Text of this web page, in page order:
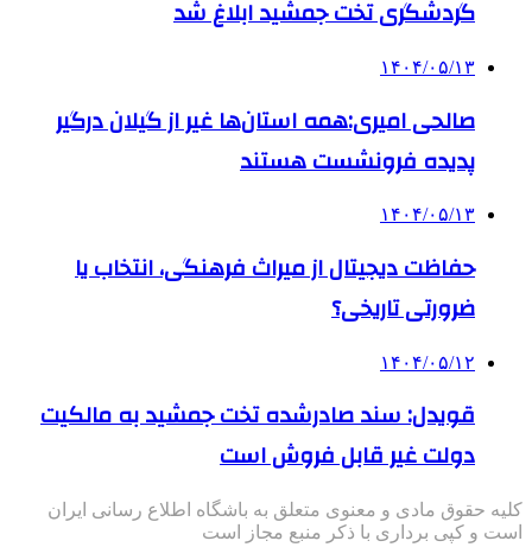
گردشگری تخت جمشید ابلاغ شد
۱۴۰۴/۰۵/۱۳
صالحی امیری:همه استان‌ها غیر از گیلان درگیر
پدیده فرونشست هستند
۱۴۰۴/۰۵/۱۳
حفاظت دیجیتال از میراث فرهنگی، انتخاب یا
ضرورتی تاریخی؟
۱۴۰۴/۰۵/۱۲
قویدل: سند صادرشده تخت جمشید به مالکیت
دولت غیر قابل فروش است
کلیه حقوق مادی و معنوی متعلق به باشگاه اطلاع رسانی ایران
است و کپی برداری با ذکر منبع مجاز است